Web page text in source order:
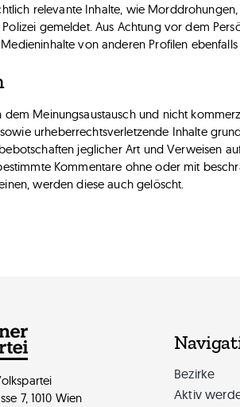
relevante Inhalte, wie
gemeldet. Aus Achtung vor dem
von anderen Profilen ebenfalls
dem Meinungsaustausch und nicht
urheberrechtsverletzende Inhalte
jeglicher Art und Verweisen
Kommentare ohne oder mit
werden diese auch gelöscht.
7, 1010 Wien
Bezirke
Aktiv